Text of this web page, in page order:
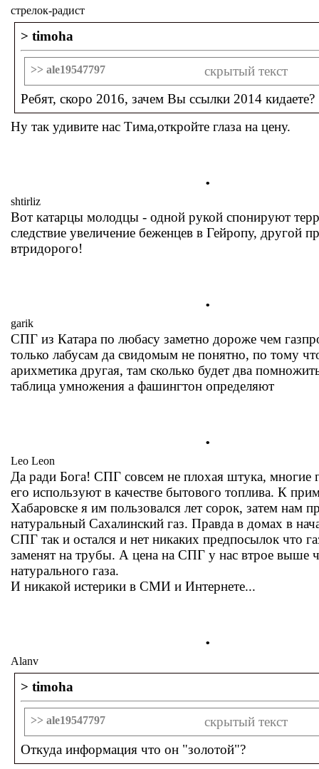
стрелок-радист
> timoha
>> ale19547797
скрытый текст
Ребят, скоро 2016, зачем Вы ссылки 2014 кидаете?
Ну так удивите нас Тима,откройте глаза на цену.
.
shtirliz
Вот катарцы молодцы - одной рукой спонируют
следствие увеличение беженцев в Гейропу, другой
втридорого!
.
garik
СПГ из Катара по любасу заметно дороже чем
только лабусам да свидомым не понятно, по тому
арихметика другая, там сколько будет два
таблица умножения а фашингтон определяют
.
Leo Leon
Да ради Бога! СПГ совсем не плохая штука, многие
его используют в качестве бытового топлива. К
Хабаровске я им пользовался лет сорок, затем нам
натуральный Сахалинский газ. Правда в домах в
СПГ так и остался и нет никаких предпосылок что
заменят на трубы. А цена на СПГ у нас втрое выше
натурального газа.
И никакой истерики в СМИ и Интернете...
.
Alanv
> timoha
>> ale19547797
скрытый текст
Откуда информация что он "золотой"?